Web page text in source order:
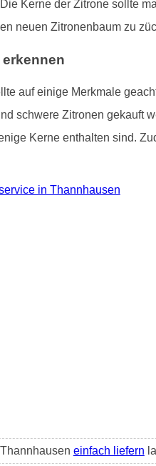
Kerne der Zitrone sollte
neuen Zitronenbaum zu
auf einige Merkmale
schwere Zitronen gekauft
Kerne enthalten sind.
in Thannhausen
einfach liefern